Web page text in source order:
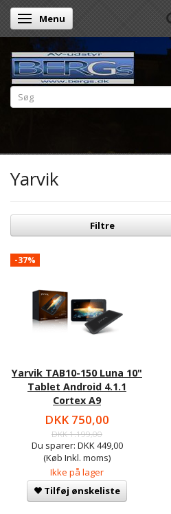
Skifte navigation
Menu
Yarvik
Filtre
-37%
Yarvik TAB10-150 Luna 10"
Tablet Android 4.1.1
Cortex A9
DKK 750,00
DKK 1.199,00
Du sparer: DKK 449,00
(Køb Inkl. moms)
Ikke på lager
Tilføj ønskeliste